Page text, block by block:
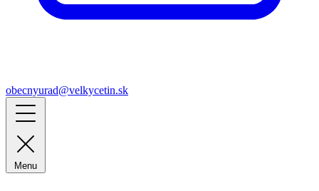
obecnyurad@velkycetin.sk
Menu